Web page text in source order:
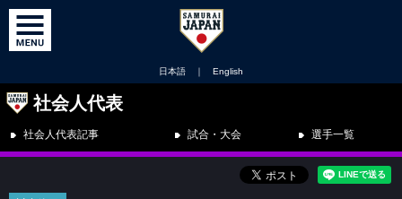
日本語 ｜ English
社会人代表
社会人代表記事 試合・大会 選手一覧